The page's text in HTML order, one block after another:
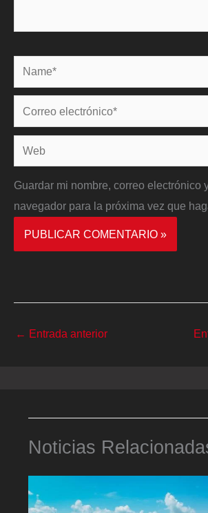
Name*
Correo
electrónico*
Web
Guardar mi nombre, correo electrónico
navegador para la próxima vez que
← Entrada anterior
Noticias